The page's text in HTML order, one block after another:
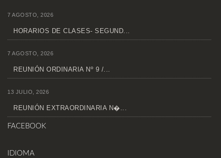
7 AGOSTO, 2026
HORARIOS DE CLASES- SEGUND...
7 AGOSTO, 2026
REUNIÓN ORDINARIA Nº 9 /...
13 JULIO, 2026
REUNIÓN EXTRAORDINARIA N�...
FACEBOOK
IDIOMA